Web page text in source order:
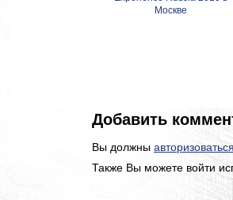
Москве
Добавить
Вы должны
Также Вы можете войти